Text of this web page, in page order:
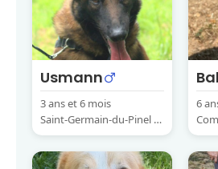
Usmann
3 ans et 6 mois
Saint-Germain-du-Pinel (3
5370) France
6
e